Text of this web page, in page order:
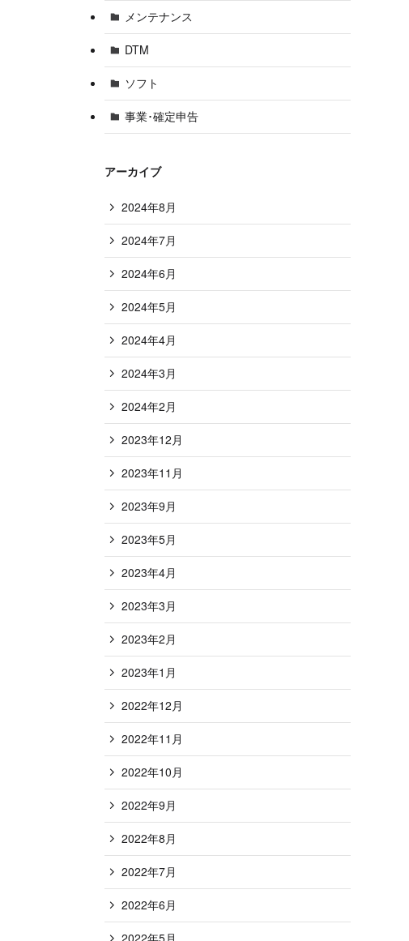
メンテナンス
DTM
ソフト
事業･確定申告
アーカイブ
2024年8月
2024年7月
2024年6月
2024年5月
2024年4月
2024年3月
2024年2月
2023年12月
2023年11月
2023年9月
2023年5月
2023年4月
2023年3月
2023年2月
2023年1月
2022年12月
2022年11月
2022年10月
2022年9月
2022年8月
2022年7月
2022年6月